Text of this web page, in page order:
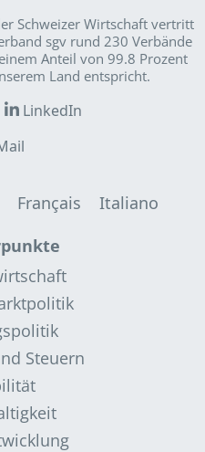
Schweizer Wirt­schaft vertritt
sgv rund 230 Verbände
Anteil von 99.8 Prozent
Land entspricht.
LinkedIn
Français
Italiano
Steuern